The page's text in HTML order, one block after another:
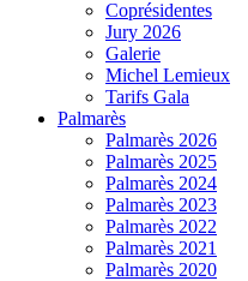
Coprésidentes
Jury 2026
Galerie
Michel Lemieux
Tarifs Gala
Palmarès
Palmarès 2026
Palmarès 2025
Palmarès 2024
Palmarès 2023
Palmarès 2022
Palmarès 2021
Palmarès 2020